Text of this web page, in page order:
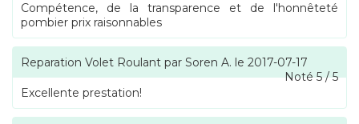
Compétence, de la transparence et de l'honnêteté
pombier prix raisonnables
Reparation Volet Roulant par Soren A. le 2017-07-17
Noté5/5
Excellente prestation!